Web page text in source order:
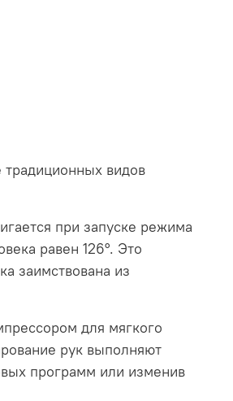
видов
при запуске режима
равен 126°. Это
заимствована из
для мягкого
рук выполняют
программ или изменив